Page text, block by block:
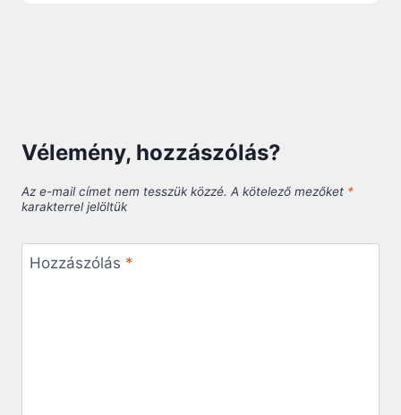
Vélemény, hozzászólás?
Az e-mail címet nem tesszük közzé. A kötelező mezőket *
karakterrel jelöltük
Hozzászólás *